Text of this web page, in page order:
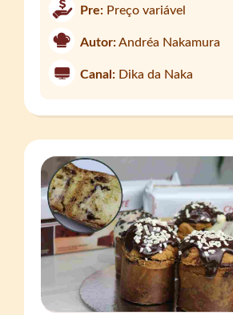
Pre: Preço variável
Autor:Andréa Nakamura
Canal: Dika da Naka